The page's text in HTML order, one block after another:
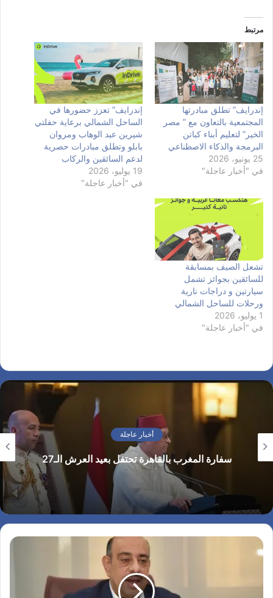
مرتبط
إندرايف” تطلق مبادرتها
المجتمعية بالتعاون مع ” مصر
الخير” لتعليم أبناء كباتن
البرمجة والذكاء الاصطناعي
25 يونيو، 2026
في "أخبار عاجلة"
إندرايف” تعزز حضورها في
الساحل الشمالي برعاية حفلتي
شيرين عبد الوهاب ومروان
بابلو وتطلق مبادرات حصرية
لدعم السائقين والركاب
19 يوليو، 2026
في "أخبار عاجلة"
تشعل الصيف بمسابقة
للسائقين بجوائز تشمل
سيارتين و دراجات نارية
ورحلات للساحل الشمالي
1 يوليو، 2026
في "أخبار عاجلة"
أخبار عاجلة
سفارة المغرب بالقاهرة تحتفل بعيد العرش الـ27